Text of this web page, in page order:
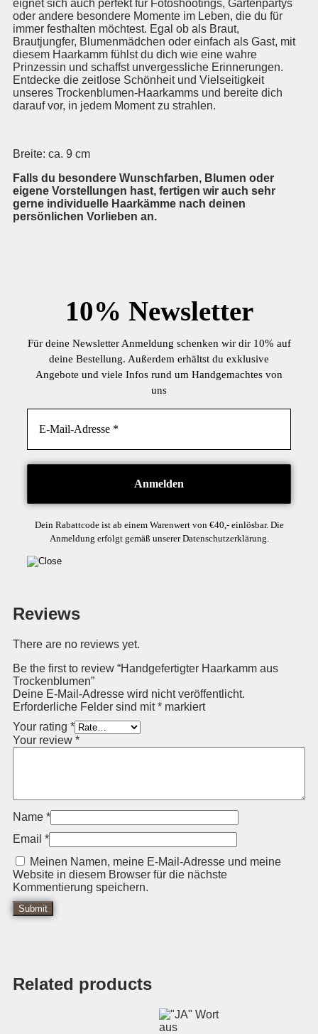
eignet sich auch perfekt für Fotoshootings, Gartenpartys
oder andere besondere Momente im Leben, die du für
immer festhalten möchtest. Egal ob als Braut,
Brautjungfer, Blumenmädchen oder einfach als Gast, mit
diesem Haarkamm fühlst du dich wie eine wahre
Prinzessin und schaffst unvergessliche Erinnerungen.
Entdecke die zeitlose Schönheit und Vielseitigkeit
unseres Trockenblumen-Haarkamms und bereite dich
darauf vor, in jedem Moment zu strahlen.
Breite: ca. 9 cm
Falls du besondere Wunschfarben, Blumen oder
eigene Vorstellungen hast, fertigen wir auch sehr
gerne individuelle Haarkämme nach deinen
persönlichen Vorlieben an.
10% Newsletter
Für deine Newsletter Anmeldung schenken wir dir 10% auf
deine Bestellung. Außerdem erhältst du exklusive
Angebote und viele Infos rund um Handgemachtes von
uns
Dein Rabattcode ist ab einem Warenwert von €40,- einlösbar. Die
Anmeldung erfolgt gemäß unserer Datenschutzerklärung.
Reviews
There are no reviews yet.
Be the first to review “Handgefertigter Haarkamm aus
Trockenblumen”
Deine E-Mail-Adresse wird nicht veröffentlicht.
Erforderliche Felder sind mit* markiert
Your rating *
Your review *
Name *
Email *
Meinen Namen, meine E-Mail-Adresse und meine
Website in diesem Browser für die nächste
Kommentierung speichern.
Related products